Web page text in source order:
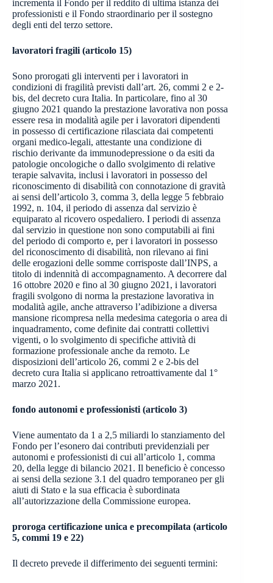
incrementa il Fondo per il reddito di ultima istanza dei
professionisti e il Fondo straordinario per il sostegno
degli enti del terzo settore.
lavoratori fragili (articolo 15)
Sono prorogati gli interventi per i lavoratori in
condizioni di fragilità previsti dall’art. 26, commi 2 e 2-
bis, del decreto cura Italia. In particolare, fino al 30
giugno 2021 quando la prestazione lavorativa non possa
essere resa in modalità agile per i lavoratori dipendenti
in possesso di certificazione rilasciata dai competenti
organi medico-legali, attestante una condizione di
rischio derivante da immunodepressione o da esiti da
patologie oncologiche o dallo svolgimento di relative
terapie salvavita, inclusi i lavoratori in possesso del
riconoscimento di disabilità con connotazione di gravità
ai sensi dell’articolo 3, comma 3, della legge 5 febbraio
1992, n. 104, il periodo di assenza dal servizio è
equiparato al ricovero ospedaliero. I periodi di assenza
dal servizio in questione non sono computabili ai fini
del periodo di comporto e, per i lavoratori in possesso
del riconoscimento di disabilità, non rilevano ai fini
delle erogazioni delle somme corrisposte dall’INPS, a
titolo di indennità di accompagnamento. A decorrere dal
16 ottobre 2020 e fino al 30 giugno 2021, i lavoratori
fragili svolgono di norma la prestazione lavorativa in
modalità agile, anche attraverso l’adibizione a diversa
mansione ricompresa nella medesima categoria o area di
inquadramento, come definite dai contratti collettivi
vigenti, o lo svolgimento di specifiche attività di
formazione professionale anche da remoto. Le
disposizioni dell’articolo 26, commi 2 e 2-bis del
decreto cura Italia si applicano retroattivamente dal 1°
marzo 2021.
fondo autonomi e professionisti (articolo 3)
Viene aumentato da 1 a 2,5 miliardi lo stanziamento del
Fondo per l’esonero dai contributi previdenziali per
autonomi e professionisti di cui all’articolo 1, comma
20, della legge di bilancio 2021. Il beneficio è concesso
ai sensi della sezione 3.1 del quadro temporaneo per gli
aiuti di Stato e la sua efficacia è subordinata
all’autorizzazione della Commissione europea.
proroga certificazione unica e precompilata (articolo
5, commi 19 e 22)
Il decreto prevede il differimento dei seguenti termini: